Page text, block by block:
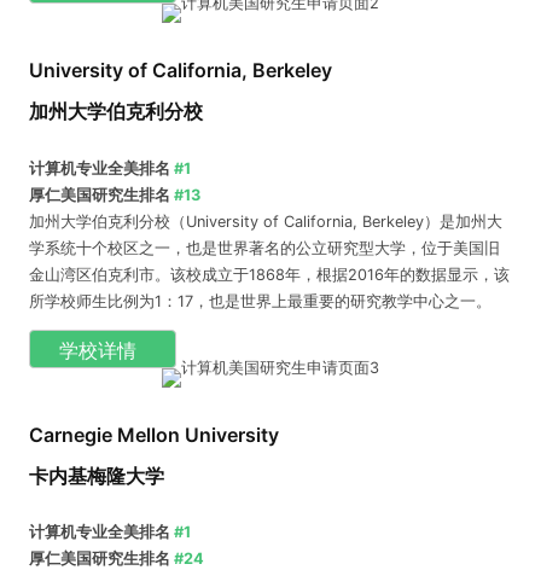
University of California, Berkeley
加州大学伯克利分校
计算机专业全美排名 #1
厚仁美国研究生排名 #13
加州大学伯克利分校（University of California, Berkeley）是加州大
学系统十个校区之一，也是世界著名的公立研究型大学，位于美国旧
金山湾区伯克利市。该校成立于1868年，根据2016年的数据显示，该
所学校师生比例为1：17，也是世界上最重要的研究教学中心之一。
学校详情
Carnegie Mellon University
卡内基梅隆大学
计算机专业全美排名 #1
厚仁美国研究生排名 #24